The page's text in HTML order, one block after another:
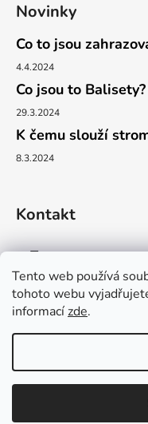
Tento web používá
tohoto webu
informacízde.
Novinky
Co to jsou
4.4.2024
Co jsou to Balisety?
29.3.2024
K čemu slouží
8.3.2024
Kontakt
info@proficity.cz
+420 731 379